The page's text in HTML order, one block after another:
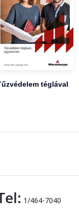
téglával
1/464-7040